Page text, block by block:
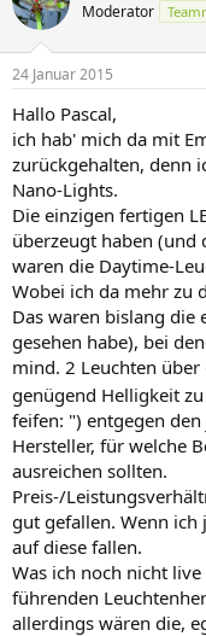
Moderator
24 Januar 2015
Hallo Pascal,
ich hab' mich da mit
zurückgehalten, denn
Nano-Lights.
Die einzigen fertigen
überzeugt haben (und
waren die Daytime-
Wobei ich da mehr zu
Das waren bislang die
gesehen habe), bei
mind. 2 Leuchten
genügend Helligkeit
feifen: ") entgegen
Hersteller, für welche
ausreichen sollten.
Preis-/
gut gefallen. Wenn
auf diese fallen.
Was ich noch nicht
führenden
allerdings wären die,